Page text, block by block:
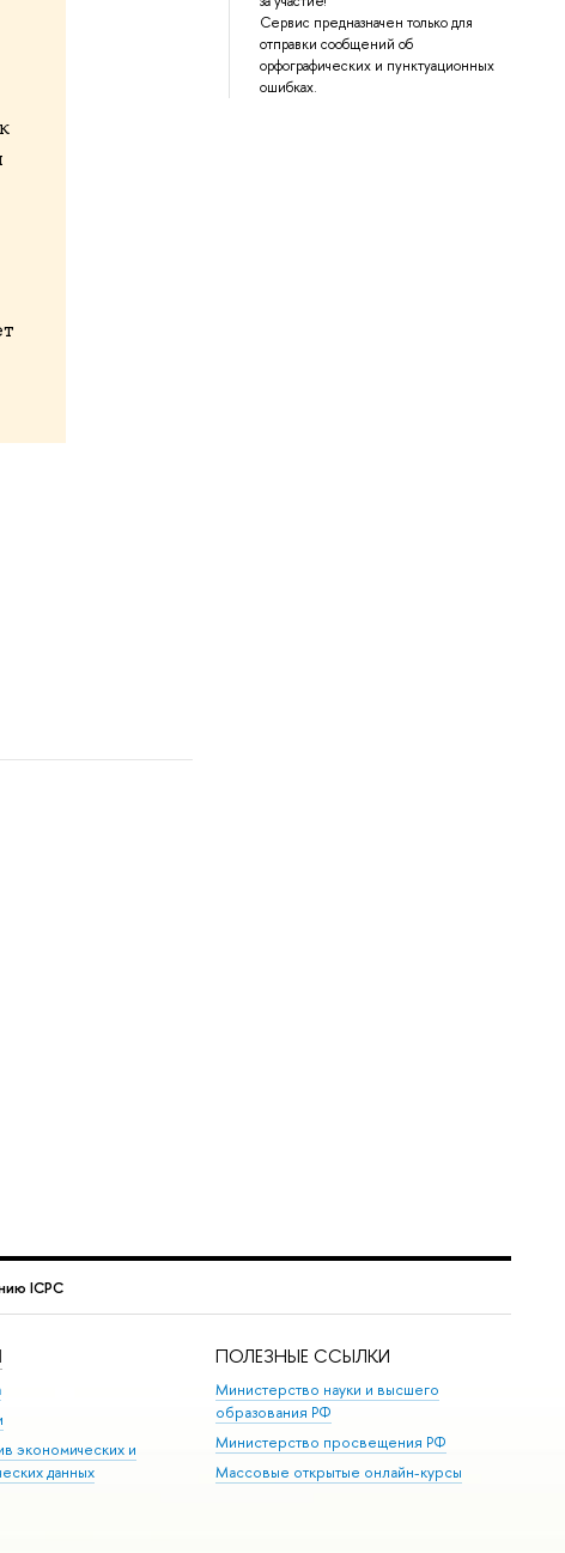
Сервис предназначен только для
отправки сообщений об
орфографических и пунктуационных
ошибках.
ICPC
экономических и
данных
ПОЛЕЗНЫЕ ССЫЛКИ
Министерство науки и высшего
образования РФ
Министерство просвещения РФ
Массовые открытые онлайн-курсы